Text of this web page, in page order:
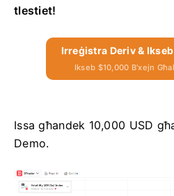
tlestiet!
Irreġistra Deriv &
Ikseb $10,000 B'xejn
Issa għandek 10,000 USD
Demo.